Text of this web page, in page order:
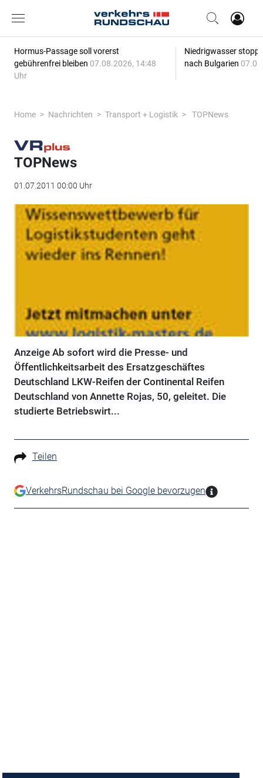
Hormus-Passage soll vorerst
gebührenfrei bleiben 07.08.2026, 14:48
Uhr
Niedrigwasser
nach Bulgarien
Home Nachrichten Transport + Logistik TOPNews
TOPNews
01.07.2011 00:00 Uhr
Anzeige Ab sofort wird die Presse- und
Öffentlichkeitsarbeit des Ersatzgeschäftes
Deutschland LKW-Reifen der Continental Reifen
Deutschland von Annette Rojas, 50, geleitet. Die
studierte Betriebswirt...
Teilen
VerkehrsRundschau bei Google bevorzugen